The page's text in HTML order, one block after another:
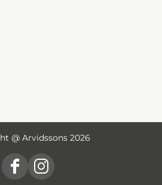
@ Arvidssons 2026